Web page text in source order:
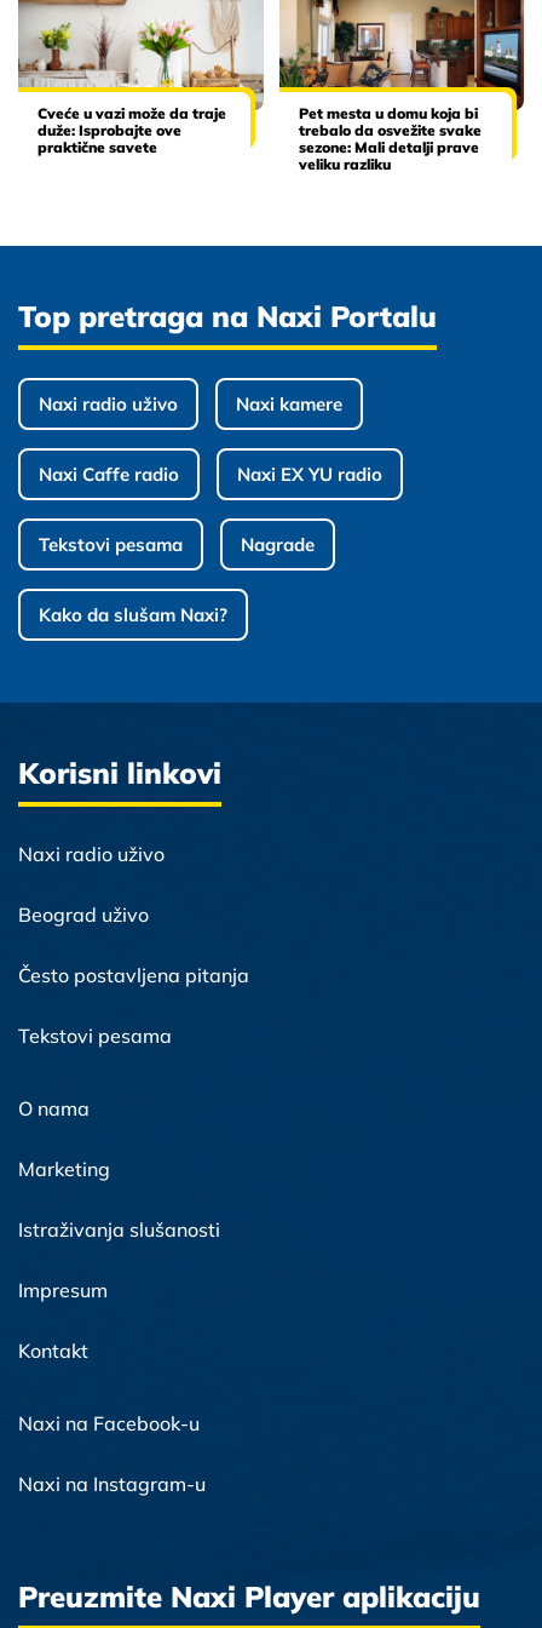
Cveće u vazi može da traje
duže: Isprobajte ove
praktične savete
Pet mesta u domu koja bi
trebalo da osvežite svake
sezone: Mali detalji prave
veliku razliku
Top pretraga na Naxi Portalu
Naxi radio uživo Naxi kamere
Naxi Caffe radio Naxi EX YU radio
Tekstovi pesama Nagrade
Kako da slušam Naxi?
Korisni linkovi
Naxi radio uživo
Beograd uživo
Često postavljena pitanja
Tekstovi pesama
O nama
Marketing
Istraživanja slušanosti
Impresum
Kontakt
Naxi na Facebook-u
Naxi na Instagram-u
Preuzmite Naxi Player aplikaciju